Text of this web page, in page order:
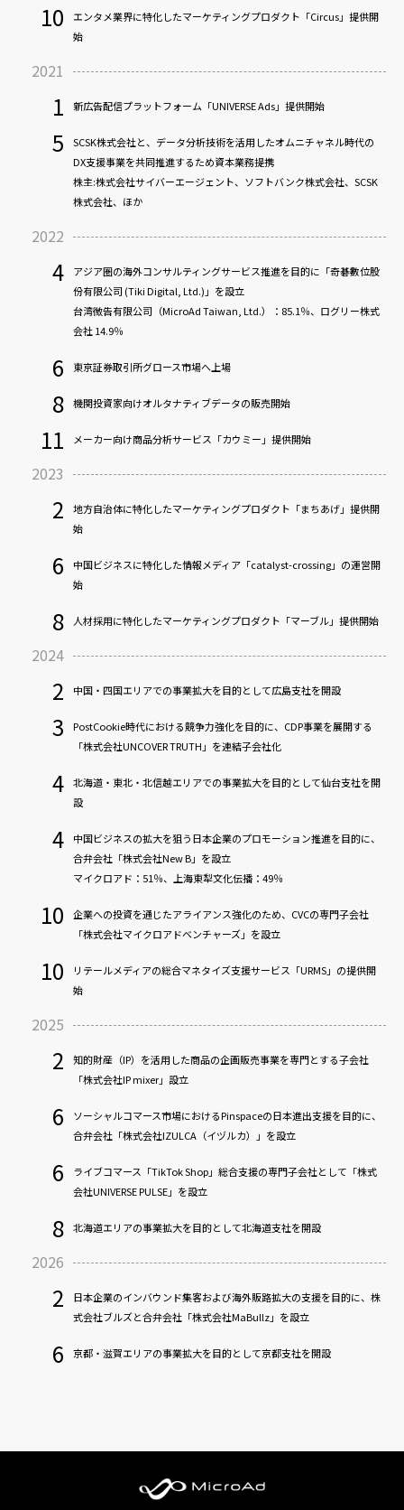
10
エンタメ業界に特化したマーケティングプロダクト「Circus」提供開
始
2021
1 新広告配信プラットフォーム「UNIVERSE Ads」提供開始
5
SCSK株式会社と、データ分析技術を活用したオムニチャネル時代の
DX支援事業を共同推進するため資本業務提携
株主:株式会社サイバーエージェント、ソフトバンク株式会社、SCSK
株式会社、ほか
2022
4
アジア圏の海外コンサルティングサービス推進を目的に「奇碁數位股
份有限公司 (Tiki Digital, Ltd.)」を設立
台湾微告有限公司（MicroAd Taiwan, Ltd.）：85.1％、ログリー株式
会社 14.9％
6 東京証券取引所グロース市場へ上場
8 機関投資家向けオルタナティブデータの販売開始
11 メーカー向け商品分析サービス「カウミー」提供開始
2023
2
地方自治体に特化したマーケティングプロダクト「まちあげ」提供開
始
6
中国ビジネスに特化した情報メディア「catalyst-crossing」の運営開
始
8 人材採用に特化したマーケティングプロダクト「マーブル」提供開始
2024
2 中国・四国エリアでの事業拡大を目的として広島支社を開設
3
PostCookie時代における競争力強化を目的に、CDP事業を展開する
「株式会社UNCOVER TRUTH」を連結子会社化
4
北海道・東北・北信越エリアでの事業拡大を目的として仙台支社を開
設
4
中国ビジネスの拡大を狙う日本企業のプロモーション推進を目的に、
合弁会社「株式会社New B」を設立
マイクロアド：51％、上海東犁文化伝播：49％
10
企業への投資を通じたアライアンス強化のため、CVCの専門子会社
「株式会社マイクロアドベンチャーズ」を設立
10
リテールメディアの総合マネタイズ支援サービス「URMS」の提供開
始
2025
2
知的財産（IP）を活用した商品の企画販売事業を専門とする子会社
「株式会社IP mixer」設立
6
ソーシャルコマース市場におけるPinspaceの日本進出支援を目的に、
合弁会社「株式会社IZULCA（イヅルカ）」を設立
6
ライブコマース「TikTok Shop」総合支援の専門子会社として「株式
会社UNIVERSE PULSE」を設立
8 北海道エリアの事業拡大を目的として北海道支社を開設
2026
2
日本企業のインバウンド集客および海外販路拡大の支援を目的に、株
式会社ブルズと合弁会社「株式会社MaBullz」を設立
6 京都・滋賀エリアの事業拡大を目的として京都支社を開設